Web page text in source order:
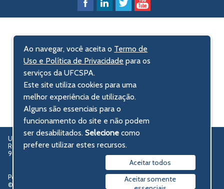
UFCSPA – Universidade Federal de Ciências da Saúde de Porto Alegre
Rua Sarmento Leite, 245 - Centro Histórico
90050-170 Porto Alegre, RS, Brasil
Política de privacidade
© 2009-2026 UFCSPA
Ao navegar, você aceita o Termo de
Uso e Política de Privacidade para os
serviços da UFCSPA.
Este site utiliza cookies para uma
melhor experiência de utilização.
Alguns são essenciais para o
funcionamento do site e não podem
ser desabilitados.Selecionecomo
prefere utilizar estes recursos.
Aceitar todos
Aceitar somente